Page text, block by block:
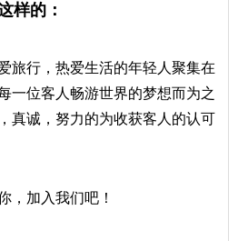
样的：
旅行，热爱生活的年轻人聚集在
一位客人畅游世界的梦想而为之
真诚，努力的为收获客人的认可
，加入我们吧！